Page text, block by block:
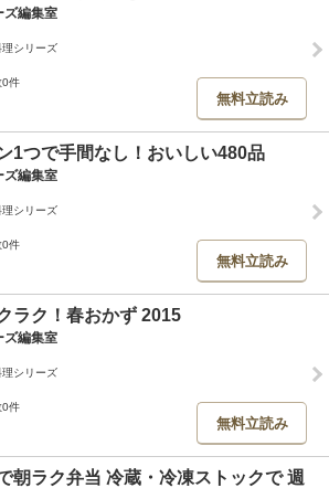
ズ編集室
理シリーズ
0件
無料立読み
1つで手間なし！おいしい480品
ズ編集室
理シリーズ
0件
無料立読み
ラク！春おかず 2015
ズ編集室
理シリーズ
0件
無料立読み
朝ラク弁当 冷蔵・冷凍ストックで 週